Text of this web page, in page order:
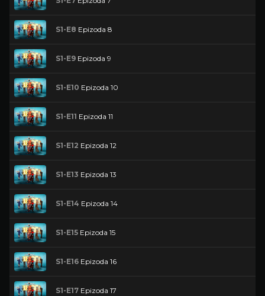
S1-E8 Epizoda 8
S1-E9 Epizoda 9
S1-E10 Epizoda 10
S1-E11 Epizoda 11
S1-E12 Epizoda 12
S1-E13 Epizoda 13
S1-E14 Epizoda 14
S1-E15 Epizoda 15
S1-E16 Epizoda 16
S1-E17 Epizoda 17